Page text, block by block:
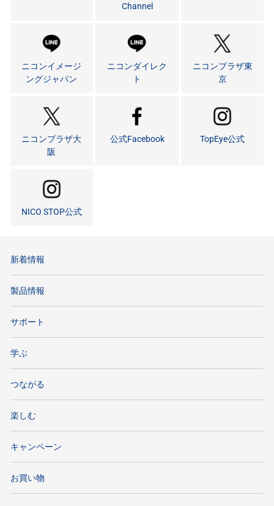
Channel
ニコンイメージ
ングジャパン
ニコンダイレク
ト
ニコンプラザ東
京
ニコンプラザ大
阪
公式Facebook TopEye公式
NICO STOP公式
新着情報
製品情報
サポート
学ぶ
つながる
楽しむ
キャンペーン
お買い物